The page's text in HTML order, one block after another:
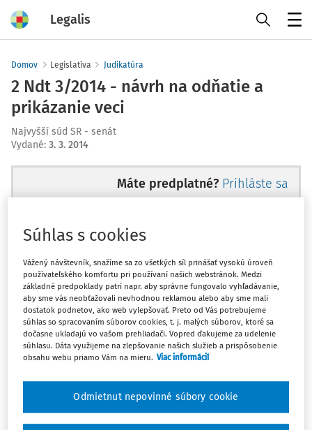
Legalis
Domov Legislatíva Judikatúra
2 Ndt 3/2014 - návrh na odňatie a
prikázanie veci
Najvyšší súd SR - senát
Vydané: 3. 3. 2014
Máte predplatné? Prihláste sa
Ups, zatiaľ ste si prečítali len
začiatok...
Celý odborný obsah z tejto oblasti je
dostupný predplatiteľom portálu.
Odomknite si prístup k odbornému
obsahu a získajte prístup na 10 dní
zdarma, stačí sa len zaregistrovať.
Súhlas s cookies
Vážený návštevník, snažíme sa zo všetkých síl prinášať vysokú úroveň
používateľského komfortu pri používaní našich webstránok. Medzi
základné predpoklady patrí napr. aby správne fungovalo vyhľadávanie,
aby sme vás neobťažovali nevhodnou reklamou alebo aby sme mali
dostatok podnetov, ako web vylepšovať. Preto od Vás potrebujeme
súhlas so spracovaním súborov cookies, t. j. malých súborov, ktoré sa
dočasne ukladajú vo vašom prehliadači. Vopred ďakujeme za udelenie
súhlasu. Dáta využijeme na zlepšovanie našich služieb a prispôsobenie
obsahu webu priamo Vám na mieru. Viac informácií
Odmietnut nepovinné súbory cookie